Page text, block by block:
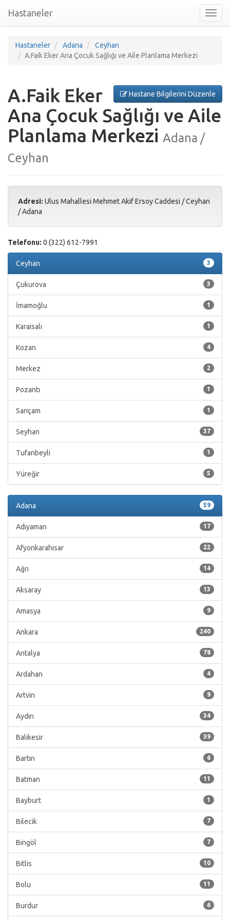
nav
Hastaneler
Hastaneler Adana
Ceyhan
A.Faik Eker Ana Çocuk Sağlığı ve Aile Planlama Merkezi
Hastane Bilgilerini Düzenle
A.Faik Eker
Ana Çocuk Sağlığı ve Aile
Planlama Merkezi Adana /
Ceyhan
Adresi: Ulus Mahallesi Mehmet Akif Ersoy Caddesi /Ceyhan
/Adana
Telefonu: 0 (322) 612-7991
3
Ceyhan
3
Çukurova
1
İmamoğlu
1
Karaisalı
4
Kozan
2
Merkez
1
Pozantı
1
Sarıçam
37
Seyhan
1
Tufanbeyli
5
Yüreğir
59
Adana
17
Adıyaman
22
Afyonkarahisar
14
Ağrı
13
Aksaray
9
Amasya
240
Ankara
78
Antalya
4
Ardahan
9
Artvin
34
Aydın
39
Balıkesir
6
Bartın
11
Batman
1
Bayburt
7
Bilecik
7
Bingöl
10
Bitlis
11
Bolu
6
Burdur